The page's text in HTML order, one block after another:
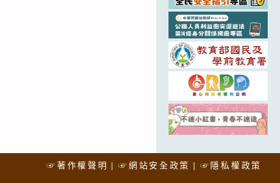
☞著作權聲明 ☞網站安全政策 ☞隱私權政策